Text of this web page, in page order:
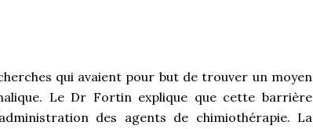
qui avaient pour but de trouver un moyen
Le Dr Fortin explique que cette barrière
des agents de chimiothérapie. La